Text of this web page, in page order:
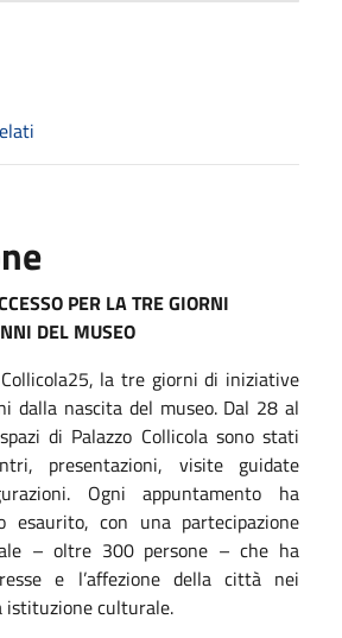
PER LA TRE GIORNI
DEL MUSEO
la tre giorni di iniziative
dalla nascita del museo. Dal 28 al
di Palazzo Collicola sono stati
presentazioni, visite guidate
Ogni appuntamento ha
con una partecipazione
– oltre 300 persone – che ha
e l’affezione della città nei
istituzione culturale.